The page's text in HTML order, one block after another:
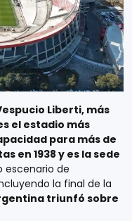
Liberti, más
el estadio más
para más de
en 1938 y es la sede
escenario de
la final de la
triunfó sobre